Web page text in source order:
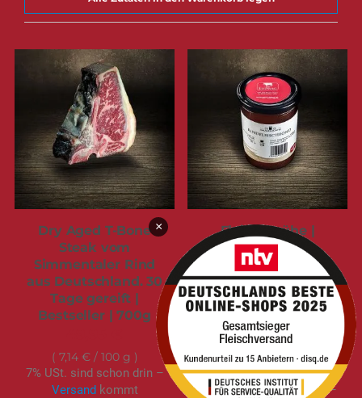
Dry Aged T-Bone
Steak vom
Simmentaler Rind
aus Deutschland. 30
Tage gereift |
Bestseller | 700g
7,14 €/ 100 g
7% USt. sind schon drin –
Versandkommt
Fleischbrühe |
Ludwigs
Rinderkraftbrühe
(Bouillon).
Hausgemachter
Rindfleischfond im
Glas | 400ml
7,99 €
2,00 €/ 100 ml
7% USt. sind schon drin –
×